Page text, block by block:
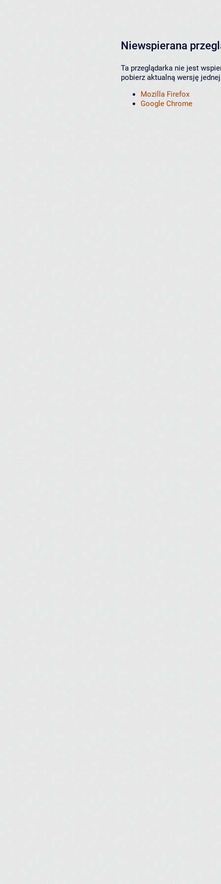
Niewspierana
Ta przeglądarka nie jest
pobierz aktualną wersję
Mozilla Firefox
Google Chrome